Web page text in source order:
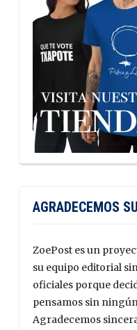
AGRADECEMOS
ZoePost es un
su equipo editorial
oficiales porque
pensamos sin
Agradecemos